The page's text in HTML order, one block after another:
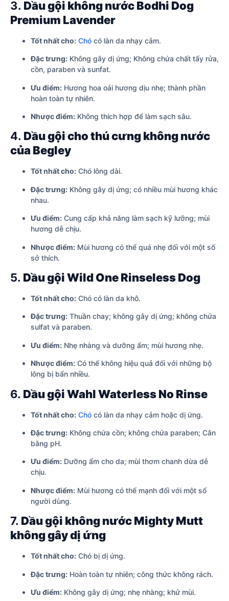
3. Dầu gội không nước Bodhi Dog
Premium Lavender
Tốt nhất cho: Chó có làn da nhạy cảm.
Đặc trưng: Không gây dị ứng; Không chứa chất tẩy rửa,
cồn, paraben và sunfat.
Ưu điểm: Hương hoa oải hương dịu nhẹ; thành phần
hoàn toàn tự nhiên.
Nhược điểm: Không thích hợp để làm sạch sâu.
4. Dầu gội cho thú cưng không nước
của Begley
Tốt nhất cho: Chó lông dài.
Đặc trưng: Không gây dị ứng; có nhiều mùi hương khác
nhau.
Ưu điểm: Cung cấp khả năng làm sạch kỹ lưỡng; mùi
hương dễ chịu.
Nhược điểm: Mùi hương có thể quá nhẹ đối với một số
sở thích.
5. Dầu gội Wild One Rinseless Dog
Tốt nhất cho: Chó có làn da khô.
Đặc trưng: Thuần chay; không gây dị ứng; không chứa
sulfat và paraben.
Ưu điểm: Nhẹ nhàng và dưỡng ẩm; mùi hương nhẹ.
Nhược điểm: Có thể không hiệu quả đối với những bộ
lông bị bẩn nhiều.
6. Dầu gội Wahl Waterless No Rinse
Tốt nhất cho: Chó có làn da nhạy cảm hoặc dị ứng.
Đặc trưng: Không chứa cồn; không chứa paraben; Cân
bằng pH.
Ưu điểm: Dưỡng ẩm cho da; mùi thơm chanh dừa dễ
chịu.
Nhược điểm: Mùi hương có thể mạnh đối với một số
người dùng.
7. Dầu gội không nước Mighty Mutt
không gây dị ứng
Tốt nhất cho: Chó bị dị ứng.
Đặc trưng: Hoàn toàn tự nhiên; công thức không rách.
Ưu điểm: Không gây dị ứng; nhẹ nhàng; khử mùi.